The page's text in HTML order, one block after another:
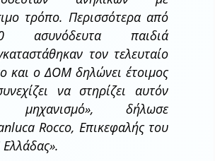
τρόπο. Περισσότερα από
ασυνόδευτα παιδιά
τον τελευταίο
και ο ΔΟΜ δηλώνει έτοιμος
να στηρίζει αυτόν
μηχανισμό», δήλωσε
Rocco, Επικεφαλής του